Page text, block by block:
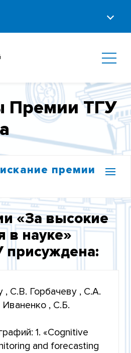
Премии ТГУ
премии
КОМИССИИ
ПРЕМИЯ ТГУ 2022
2022 ГОДА
«За высокие
в науке»
присуждена:
, С.В. Горбачеву , С.А.
, С.Б.
1. «Cognitive
and forecasting